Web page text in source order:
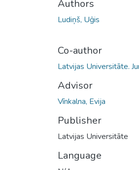
Authors
Ludiņš, Uģis
Co-author
Latvijas Universitāte.
Advisor
Vīnkalna, Evija
Publisher
Latvijas Universitāte
Language